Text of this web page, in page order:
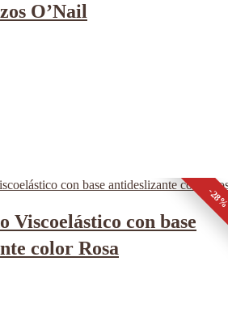
O’Nail
-
Viscoelástico con base
color Rosa